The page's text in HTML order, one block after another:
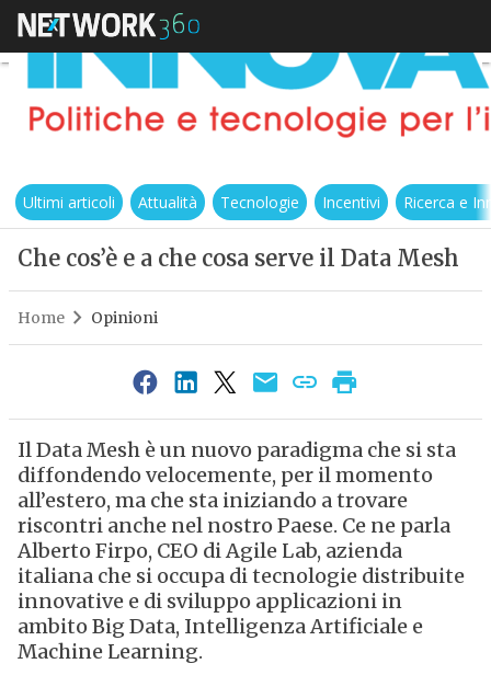
Ultimi articoli Attualità Tecnologie Incentivi Ricerca e
Che cos’è e a che cosa serve il Data Mesh
Home Opinioni
Il Data Mesh è un nuovo paradigma che si sta
diffondendo velocemente, per il momento
all’estero, ma che sta iniziando a trovare
riscontri anche nel nostro Paese. Ce ne parla
Alberto Firpo, CEO di Agile Lab, azienda
italiana che si occupa di tecnologie distribuite
innovative e di sviluppo applicazioni in
ambito Big Data, Intelligenza Artificiale e
Machine Learning.